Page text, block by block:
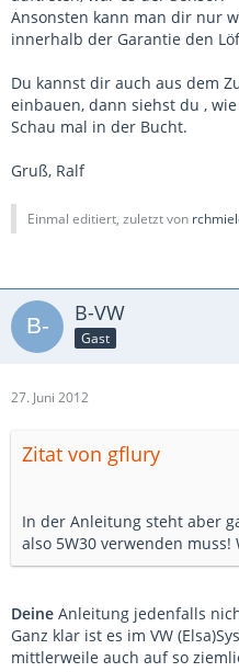
Ansonsten kann man dir nur
innerhalb der Garantie den
Du kannst dir auch aus dem
einbauen, dann siehst du ,
Schau mal in der Bucht.
Gruß, Ralf
Einmal editiert, zuletzt von
B-VW
Gast
27. Juni 2012
Zitat von gflury
In der Anleitung steht aber
also 5W30 verwenden muss!
Deine Anleitung jedenfalls
Ganz klar ist es im VW
mittlerweile auch auf so